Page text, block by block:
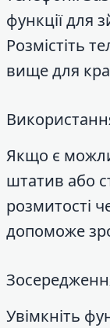
функції для
Розмістіть
вище для
Якщо є
штатив або
розмитості
допоможе
Увімкніть